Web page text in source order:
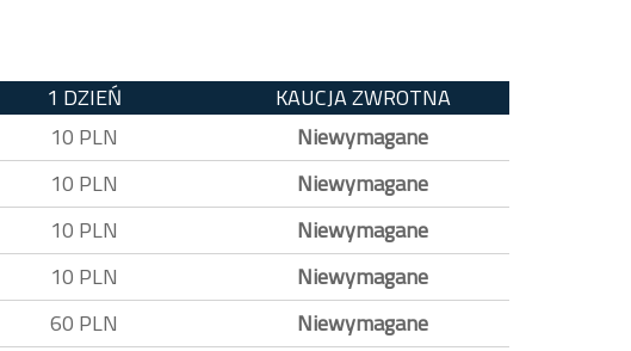
1 DZIEŃ
KAUCJA ZWROTNA
10 PLN
Niewymagane
10 PLN
Niewymagane
10 PLN
Niewymagane
10 PLN
Niewymagane
60 PLN
Niewymagane